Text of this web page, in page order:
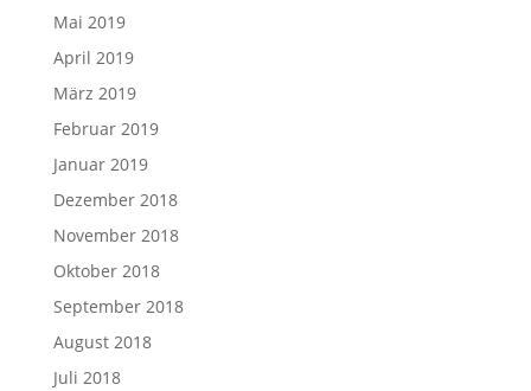
Mai 2019
April 2019
März 2019
Februar 2019
Januar 2019
Dezember 2018
November 2018
Oktober 2018
September 2018
August 2018
Juli 2018